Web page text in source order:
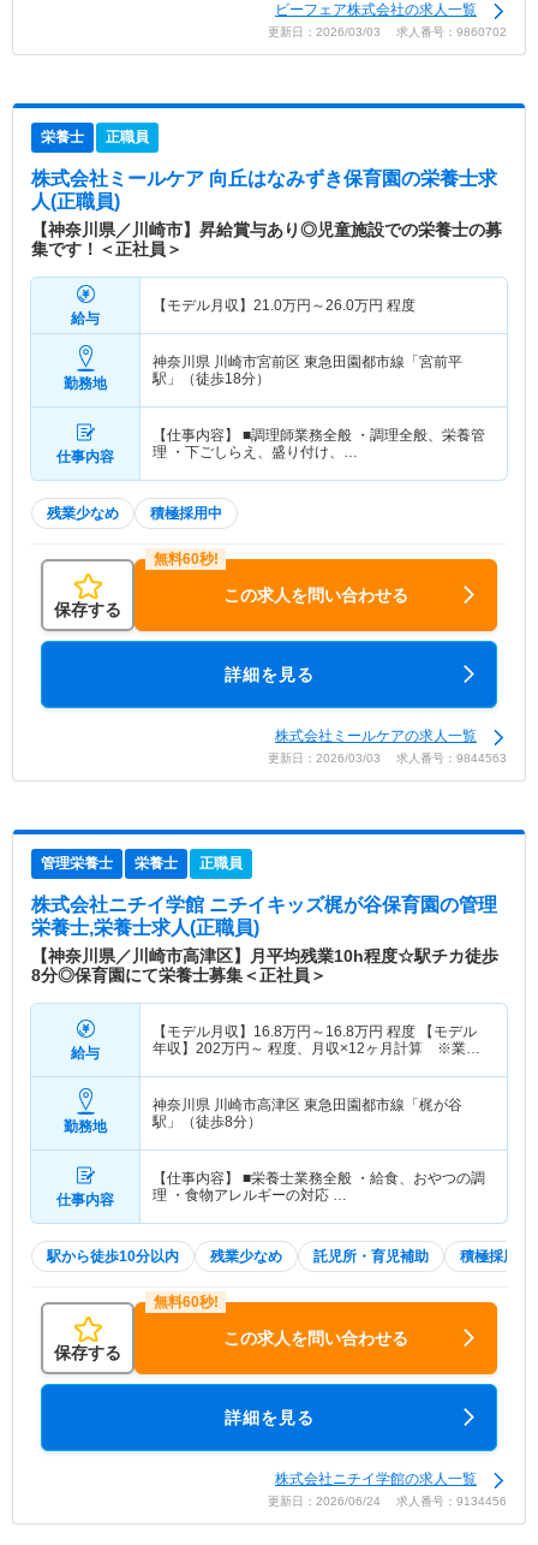
ビーフェア株式会社の求人一覧
更新日：2026/03/03 求人番号：9860702
栄養士 正職員
株式会社ミールケア 向丘はなみずき保育園の栄養士求
人(正職員)
【神奈川県／川崎市】昇給賞与あり◎児童施設での栄養士の募
集です！＜正社員＞
給与
【モデル月収】 21.0万円～26.0万円 程度
勤務地
神奈川県 川崎市宮前区 東急田園都市線「宮前平
駅」（徒歩18分）
仕事内容
【仕事内容】 ■調理師業務全般 ・調理全般、栄養管
理 ・下ごしらえ、盛り付け、…
残業少なめ 積極採用中
保存する
この求人を問い合わせる
詳細を見る
株式会社ミールケアの求人一覧
更新日：2026/03/03 求人番号：9844563
管理栄養士 栄養士 正職員
株式会社ニチイ学館 ニチイキッズ梶が谷保育園の管理
栄養士,栄養士求人(正職員)
【神奈川県／川崎市高津区】月平均残業10h程度☆駅チカ徒歩
8分◎保育園にて栄養士募集＜正社員＞
給与
【モデル月収】 16.8万円～ 16.8万円 程度 【モデル
年収】 202万円～ 程度、月収×12ヶ月計算 ※業績
勤務地
神奈川県 川崎市高津区 東急田園都市線「梶が谷
駅」（徒歩8分）
仕事内容
【仕事内容】 ■栄養士業務全般 ・給食、おやつの調
理 ・食物アレルギーの対応 …
駅から徒歩10分以内 残業少なめ 託児所・育児補助 積極採用中
保存する
この求人を問い合わせる
詳細を見る
株式会社ニチイ学館の求人一覧
更新日：2026/06/24 求人番号：9134456